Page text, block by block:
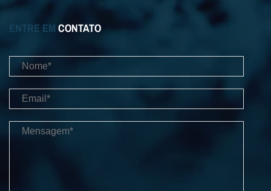
ENTRE EM CONTATO